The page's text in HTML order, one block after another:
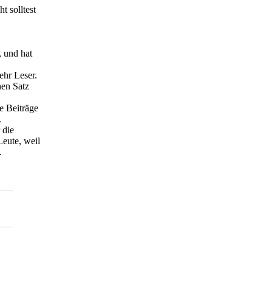
solltest
und hat
Leser.
Satz
Beiträge
die
weil